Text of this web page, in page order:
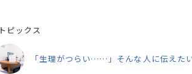
トピックス
「生理がつらい……」そんな人に伝えた